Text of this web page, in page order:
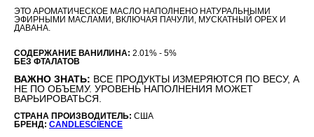
ЭТО АРОМАТИЧЕСКОЕ МАСЛО НАПОЛНЕНО НАТУРАЛЬНЫМИ
ЭФИРНЫМИ МАСЛАМИ, ВКЛЮЧАЯ ПАЧУЛИ, МУСКАТНЫЙ ОРЕХ И
ДАВАНА.
СОДЕРЖАНИЕ ВАНИЛИНА: 2.01% - 5%
БЕЗ ФТАЛАТОВ
ВАЖНО ЗНАТЬ: ВСЕ ПРОДУКТЫ ИЗМЕРЯЮТСЯ ПО ВЕСУ, А
НЕ ПО ОБЪЕМУ. УРОВЕНЬ НАПОЛНЕНИЯ МОЖЕТ
ВАРЬИРОВАТЬСЯ.
СТРАНА ПРОИЗВОДИТЕЛЬ: США
БРЕНД: CANDLESCIENCE